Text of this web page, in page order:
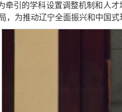
引的学科设置调整机制和人
，为推动辽宁全面振兴和中国式